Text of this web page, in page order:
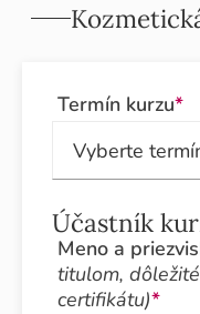
Termín kurzu*
Účastník
Meno a
titulom,
certifikátu)*